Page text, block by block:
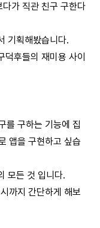
가 직관 친구 구한다
기획해봤습니다.
후들의 재미용 사이
를 구하는 기능에 집
앱을 구현하고 싶습
모든 것 입니다.
까지 간단하게 해보